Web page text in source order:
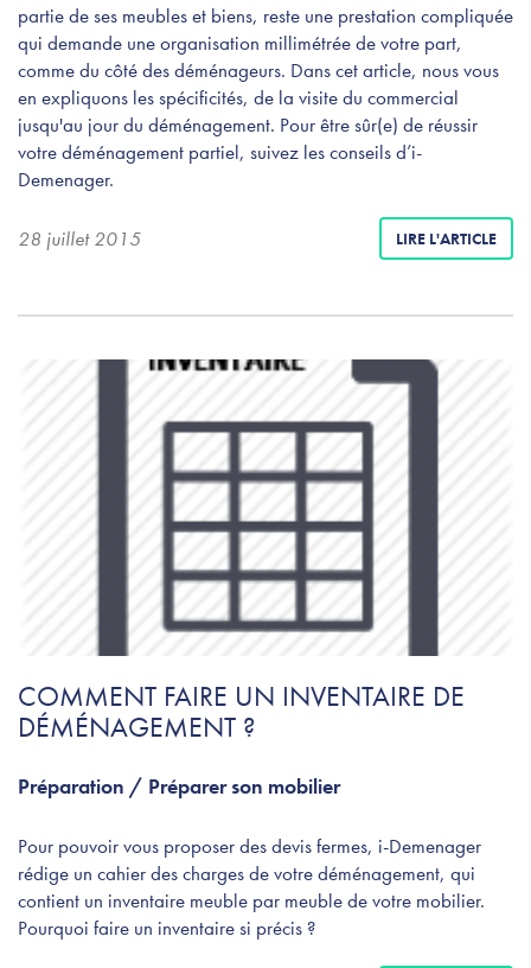
partie de ses meubles et biens, reste une prestation compliquée
qui demande une organisation millimétrée de votre part,
comme du côté des déménageurs. Dans cet article, nous vous
en expliquons les spécificités, de la visite du commercial
jusqu'au jour du déménagement. Pour être sûr(e) de réussir
votre déménagement partiel, suivez les conseils d’i-
Demenager.
28 juillet 2015 LIRE L'ARTICLE
COMMENT FAIRE UN INVENTAIRE DE
DÉMÉNAGEMENT ?
Préparation / Préparer son mobilier
Pour pouvoir vous proposer des devis fermes, i-Demenager
rédige un cahier des charges de votre déménagement, qui
contient un inventaire meuble par meuble de votre mobilier.
Pourquoi faire un inventaire si précis ?